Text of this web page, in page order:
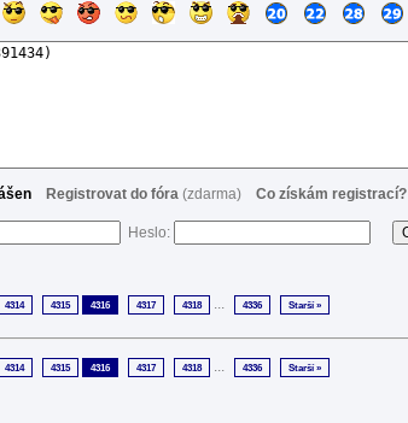
Registrovat do fóra (zdarma) Co získám registrací?
Heslo:
4314 4315 4316 4317 4318 ... 4336 Starší »
4314 4315 4316 4317 4318 ... 4336 Starší »